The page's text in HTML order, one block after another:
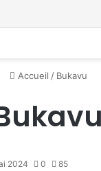
Accueil / Bukavu
2024 0 85